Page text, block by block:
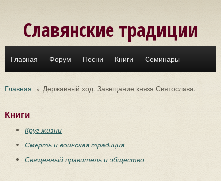
Славянские традиции
Главная Форум Песни Книги Семинары
Главная » Державный ход. Завещание князя Святослава.
Книги
Круг жизни
Смерть и воинская традиция
Священный правитель и общество